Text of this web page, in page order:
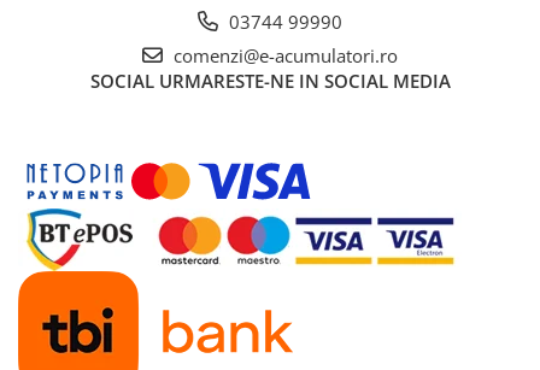
03744 99990
comenzi@e-acumulatori.ro
SOCIAL URMARESTE-NE IN SOCIAL MEDIA